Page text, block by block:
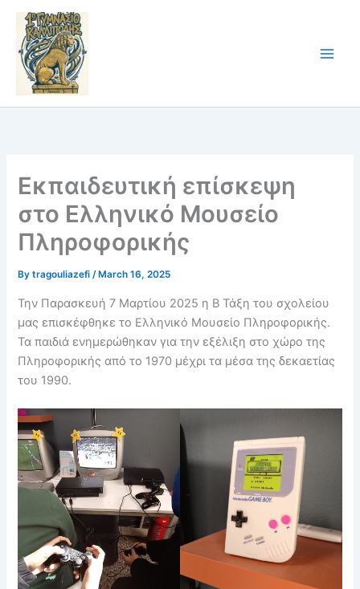
Skip
content
Εκπαιδευτική επίσκεψη
στο Ελληνικό Μουσείο
Πληροφορικής
Bytragouliazefi/ March 16, 2025
Την Παρασκευή 7 Μαρτίου 2025 η Β Τάξη του σχολείου
μας επισκέφθηκε το Ελληνικό Μουσείο Πληροφορικής.
Τα παιδιά ενημερώθηκαν για την εξέλιξη στο χώρο της
Πληροφορικής από το 1970 μέχρι τα μέσα της δεκαετίας
του 1990.